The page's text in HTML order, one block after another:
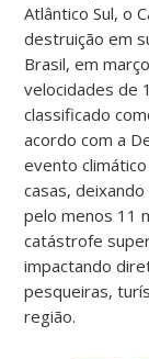
Atlântico Sul, o
destruição em
Brasil, em
velocidades de
classificado
acordo com a
evento
casas,
pelo menos 11
catástrofe
impactando
pesqueiras,
região.